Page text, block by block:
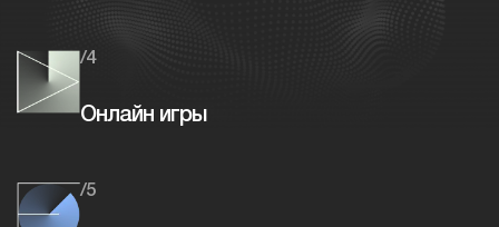
/4
Онлайн игры
/5